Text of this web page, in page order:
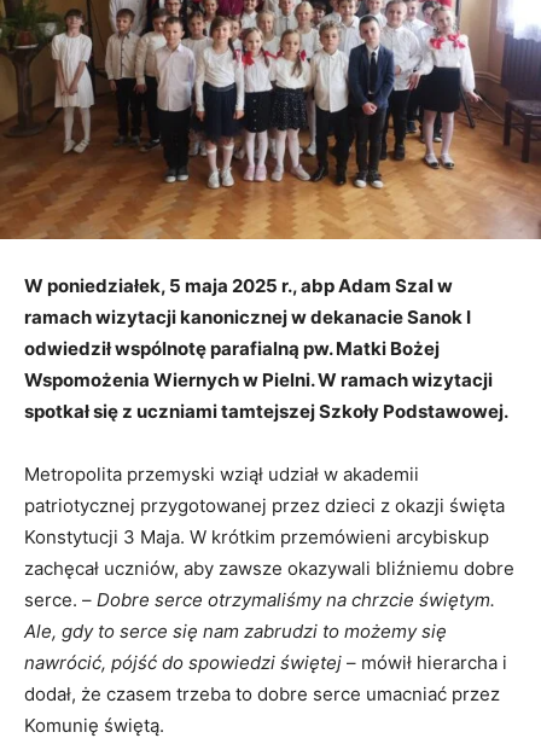
W poniedziałek, 5 maja 2025 r., abp Adam Szal w
ramach wizytacji kanonicznej w dekanacie Sanok I
odwiedził wspólnotę parafialną pw. Matki Bożej
Wspomożenia Wiernych w Pielni. W ramach wizytacji
spotkał się z uczniami tamtejszej Szkoły Podstawowej.
Metropolita przemyski wziął udział w akademii
patriotycznej przygotowanej przez dzieci z okazji święta
Konstytucji 3 Maja. W krótkim przemówieni arcybiskup
zachęcał uczniów, aby zawsze okazywali bliźniemu dobre
serce. – Dobre serce otrzymaliśmy na chrzcie świętym.
Ale, gdy to serce się nam zabrudzi to możemy się
nawrócić, pójść do spowiedzi świętej – mówił hierarcha i
dodał, że czasem trzeba to dobre serce umacniać przez
Komunię świętą.